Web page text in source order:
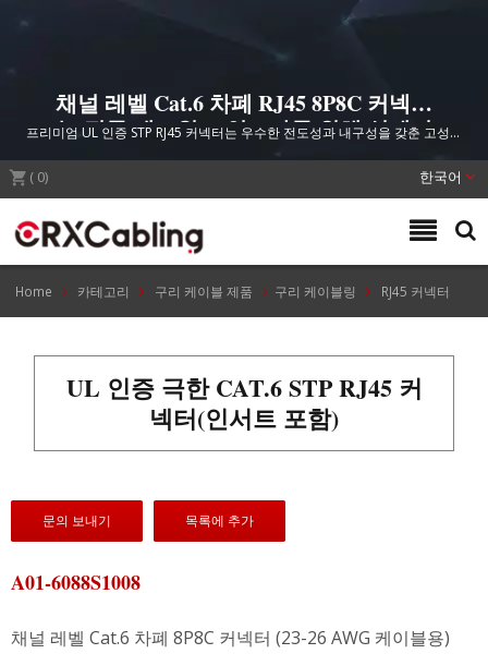
채널 레벨 Cat.6 차폐 RJ45 8P8C 커넥터
는 전문 네트워크 인프라를 위해 설계되
었습니다.
프리미엄 UL 인증 STP RJ45 커넥터는 우수한 전도성과 내구성을 갖춘 고성능
데이터 센터, 상업 및 통신 애플리케이션을 위해 설계되었습니다.
( 0) 한국어
Home 카테고리 구리 케이블 제품 구리 케이블링 RJ45 커넥터
UL 인증 극한 CAT.6 STP RJ45 커
넥터(인서트 포함)
문의 보내기 목록에 추가
A01-6088S1008
채널 레벨 Cat.6 차폐 8P8C 커넥터 (23-26 AWG 케이블용)